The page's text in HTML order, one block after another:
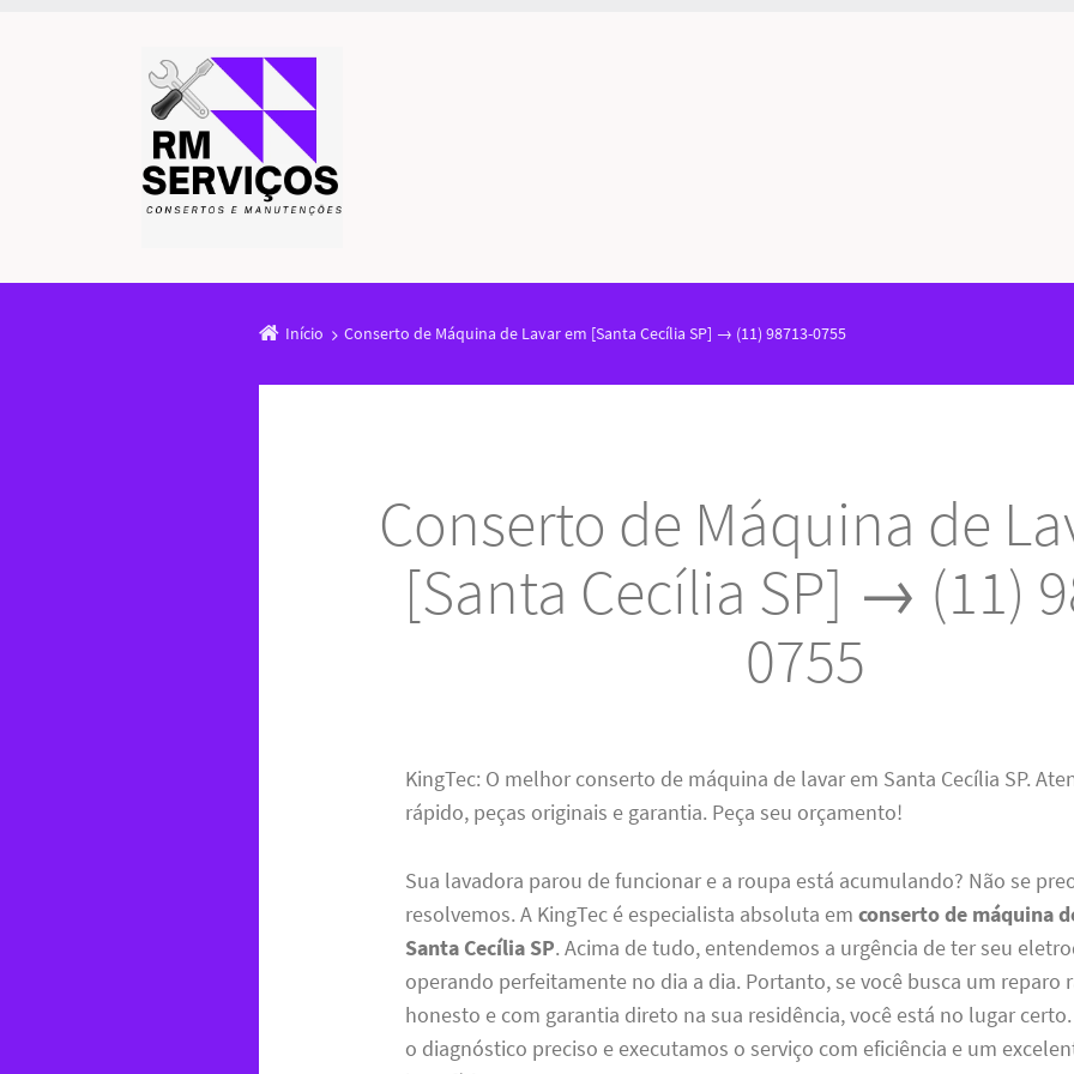
Início Conserto de Máquina de Lavar em [Santa Cecília SP] → (11) 98713-0755
Conserto de Máquina de
[Santa Cecília SP] → (11)
0755
KingTec: O melhor conserto de máquina de lavar em Santa Cecília SP.
rápido, peças originais e garantia. Peça seu orçamento!
Sua lavadora parou de funcionar e a roupa está acumulando? Não se
resolvemos. A KingTec é especialista absoluta emconserto de máquina
Santa Cecília SP. Acima de tudo, entendemos a urgência de ter seu
operando perfeitamente no dia a dia. Portanto, se você busca um reparo
honesto e com garantia direto na sua residência, você está no lugar
o diagnóstico preciso e executamos o serviço com eficiência e um